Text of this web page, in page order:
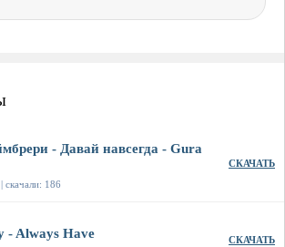
- Давай навсегда - Gura
скачали: 186
СКАЧАТЬ
- Always Have СКАЧАТЬ